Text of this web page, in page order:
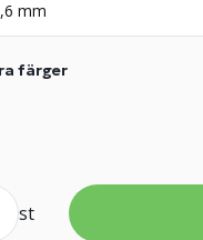
färger
st